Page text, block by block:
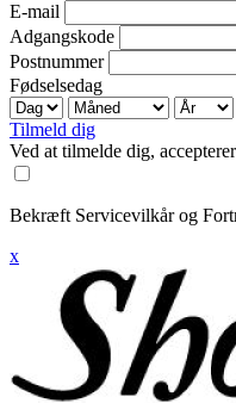
E-mail
Adgangskode
Postnummer
Fødselsedag
Tilmeld dig
Ved at tilmelde dig,
Bekræft Servicevilkår og
x